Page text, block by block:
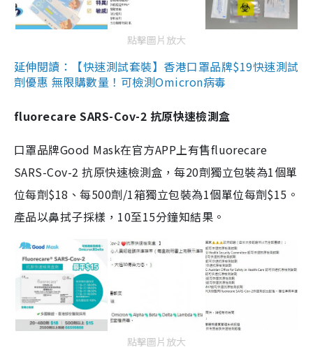
點擊圖片放大
延伸閱讀：【快速測試套裝】香港口罩品牌$19快速測試
劑優惠 無限購數量！可檢測Omicron病毒
fluorecare SARS-Cov-2 抗原快速檢測盒
口罩品牌Good Mask在官方APP上有售fluorecare
SARS-Cov-2 抗原快速檢測盒，每20劑獨立包裝為1個單
位每劑$18、每500劑/1箱獨立包裝為1個單位每劑$15。
產品以鼻拭子採樣，10至15分鐘知結果。
點擊圖片放大